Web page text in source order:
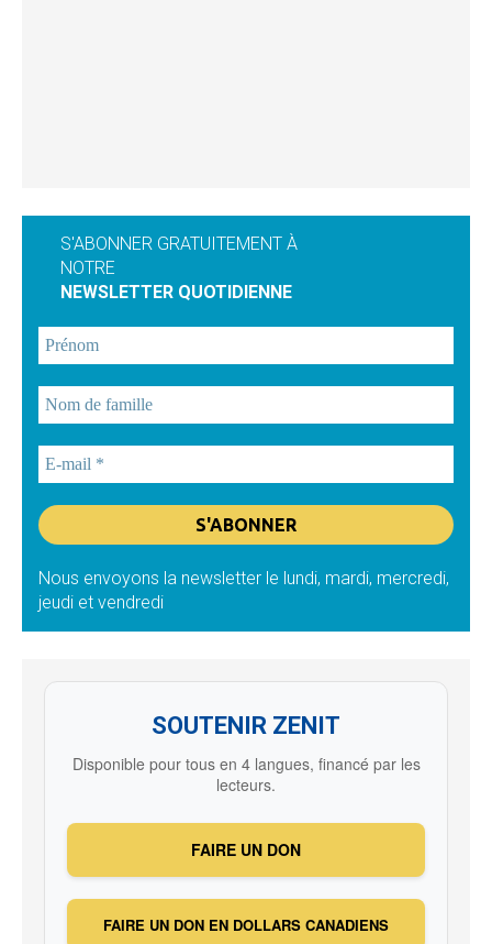
S'ABONNER GRATUITEMENT À
NOTRE
NEWSLETTER QUOTIDIENNE
Nous envoyons la newsletter le lundi, mardi, mercredi,
jeudi et vendredi
SOUTENIR ZENIT
Disponible pour tous en 4 langues, financé par les
lecteurs.
FAIRE UN DON
FAIRE UN DON EN DOLLARS CANADIENS